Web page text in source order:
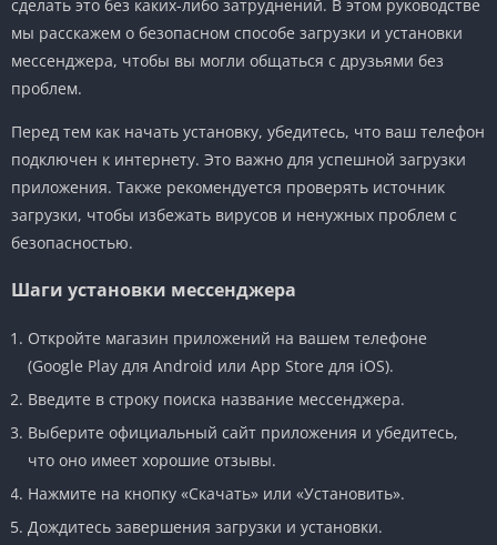
сделать это без каких-либо затруднений. В этом руководстве
мы расскажем о безопасном способе загрузки и установки
мессенджера, чтобы вы могли общаться с друзьями без
проблем.
Перед тем как начать установку, убедитесь, что ваш телефон
подключен к интернету. Это важно для успешной загрузки
приложения. Также рекомендуется проверять источник
загрузки, чтобы избежать вирусов и ненужных проблем с
безопасностью.
Шаги установки мессенджера
Откройте магазин приложений на вашем телефоне
(Google Play для Android или App Store для iOS).
Введите в строку поиска название мессенджера.
Выберите официальный сайт приложения и убедитесь,
что оно имеет хорошие отзывы.
Нажмите на кнопку «Скачать» или «Установить».
Дождитесь завершения загрузки и установки.